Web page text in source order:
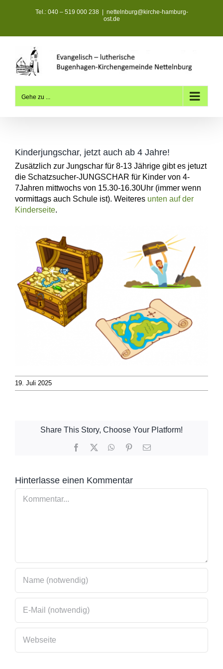
Tel.: 040 – 519 000 238
nettelnburg@kirche-hamburg-
ost.de
Gehe zu ...
Kinderjungschar, jetzt auch ab 4 Jahre!
Zusätzlich zur Jungschar für 8-13 Jährige gibt es jetuzt
die Schatzsucher-JUNGSCHAR für Kinder von 4-
7Jahren mittwochs von 15.30-16.30Uhr (immer wenn
vormittags auch Schule ist). Weiteres unten auf der
Kinderseite.
19. Juli 2025
Share This Story, Choose Your Platform!
Facebook WhatsApp
Pinterest
E-
Hinterlasse einen Kommentar